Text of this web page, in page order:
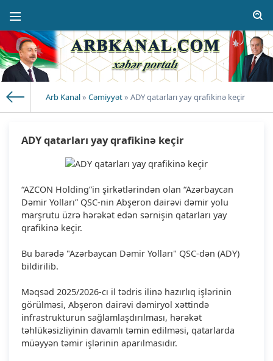
Arb Kanal» Cəmiyyət» ADY qatarları yay qrafikinə keçir
ADY qatarları yay qrafikinə keçir
“AZCON Holding”in şirkətlərindən olan “Azərbaycan
Dəmir Yolları” QSC-nin Abşeron dairəvi dəmir yolu
marşrutu üzrə hərəkət edən sərnişin qatarları yay
qrafikinə keçir.
Bu barədə "Azərbaycan Dəmir Yolları" QSC-dən (ADY)
bildirilib.
Məqsəd 2025/2026-cı il tədris ilinə hazırlıq işlərinin
görülməsi, Abşeron dairəvi dəmiryol xəttində
infrastrukturun sağlamlaşdırılması, hərəkət
təhlükəsizliyinin davamlı təmin edilməsi, qatarlarda
müəyyən təmir işlərinin aparılmasıdır.